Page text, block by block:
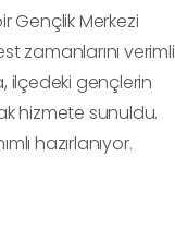
Gençlik Merkezi
zamanlarını verimli
ilçedeki gençlerin
hizmete sunuldu.
hazırlanıyor.